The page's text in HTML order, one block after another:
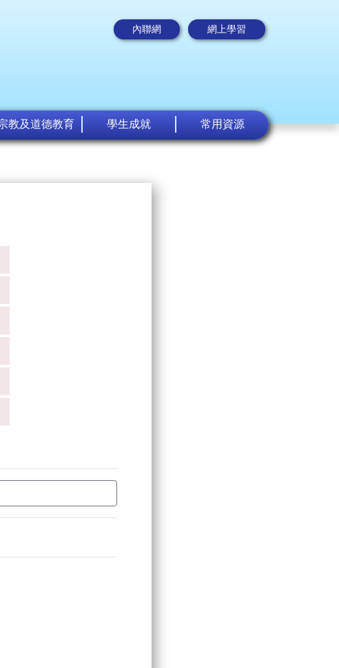
內聯網 網上學習
教及道德教育 學生成就 常用資源